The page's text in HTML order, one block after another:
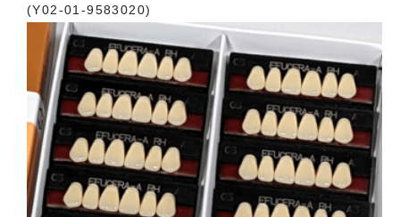
歯科関連機器
術野撮影キット
3D実体顕微鏡
会社概要
お問い合わせ
(Y02-01-9583020)